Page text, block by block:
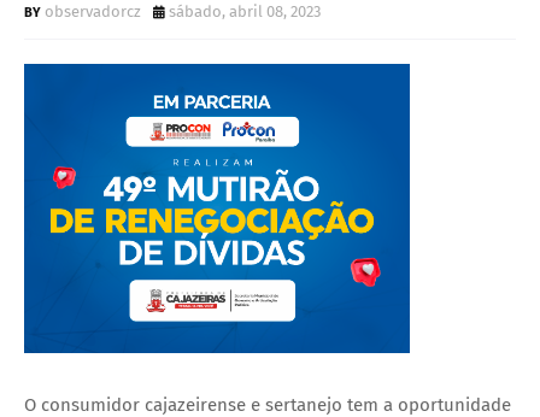
observadorcz sábado, abril 08, 2023
O consumidor cajazeirense e sertanejo tem a oportunidade